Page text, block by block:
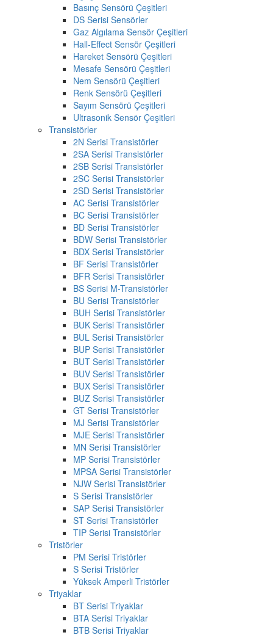
Basınç Sensörü Çeşitleri
DS Serisi Sensörler
Gaz Algılama Sensör Çeşitleri
Hall-Effect Sensör Çeşitleri
Hareket Sensörü Çeşitleri
Mesafe Sensörü Çeşitleri
Nem Sensörü Çeşitleri
Renk Sensörü Çeşitleri
Sayım Sensörü Çeşitleri
Ultrasonik Sensör Çeşitleri
Transistörler
2N Serisi Transistörler
2SA Serisi Transistörler
2SB Serisi Transistörler
2SC Serisi Transistörler
2SD Serisi Transistörler
AC Serisi Transistörler
BC Serisi Transistörler
BD Serisi Transistörler
BDW Serisi Transistörler
BDX Serisi Transistörler
BF Serisi Transistörler
BFR Serisi Transistörler
BS Serisi M-Transistörler
BU Serisi Transistörler
BUH Serisi Transistörler
BUK Serisi Transistörler
BUL Serisi Transistörler
BUP Serisi Transistörler
BUT Serisi Transistörler
BUV Serisi Transistörler
BUX Serisi Transistörler
BUZ Serisi Transistörler
GT Serisi Transistörler
MJ Serisi Transistörler
MJE Serisi Transistörler
MN Serisi Transistörler
MP Serisi Transistörler
MPSA Serisi Transistörler
NJW Serisi Transistörler
S Serisi Transistörler
SAP Serisi Transistörler
ST Serisi Transistörler
TIP Serisi Transistörler
Tristörler
PM Serisi Tristörler
S Serisi Tristörler
Yüksek Amperli Tristörler
Triyaklar
BT Serisi Triyaklar
BTA Serisi Triyaklar
BTB Serisi Triyaklar